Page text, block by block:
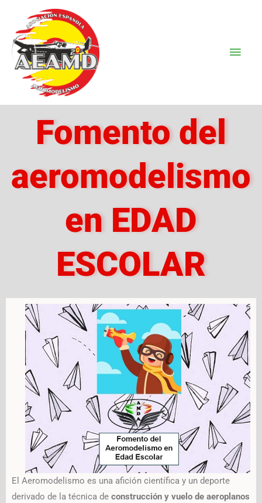
contenido
Fomento del
aeromodelismo
en EDAD
ESCOLAR
El Aeromodelismo es una afición científica y un deporte
derivado de la técnica de construcción y vuelo de aeroplanos